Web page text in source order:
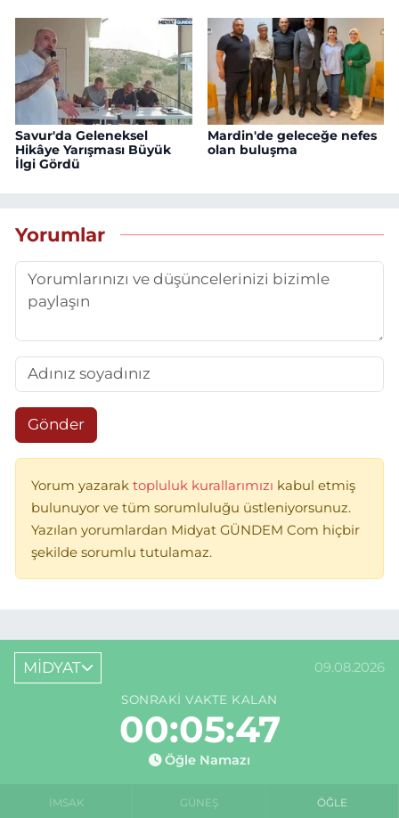
Savur'da Geleneksel
Hikâye Yarışması Büyük
İlgi Gördü
Mardin'de geleceğe nefes
olan buluşma
Yorumlar
Gönder
Yorum yazarak topluluk kurallarımızı kabul etmiş
bulunuyor ve tüm sorumluluğu üstleniyorsunuz.
Yazılan yorumlardan Midyat GÜNDEM Com hiçbir
şekilde sorumlu tutulamaz.
MİDYAT 09.08.2026
SONRAKI VAKTE KALAN
00:05:47
Öğle Namazı
İMSAK GÜNEŞ ÖĞLE